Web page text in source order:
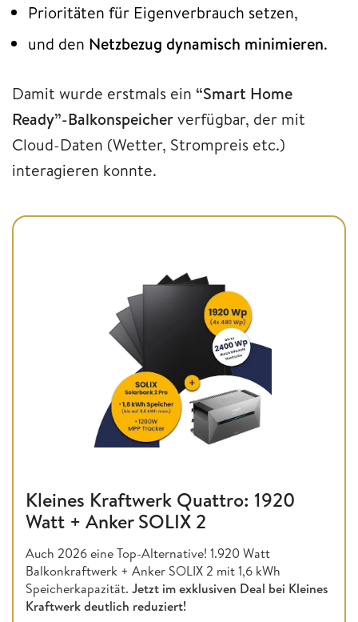
Prioritäten für Eigenverbrauch setzen,
und den Netzbezug dynamisch minimieren.
Damit wurde erstmals ein “Smart Home
Ready”-Balkonspeicherverfügbar, der mit
Cloud-Daten (Wetter, Strompreis etc.)
interagieren konnte.
Kleines Kraftwerk Quattro: 1920
Watt + Anker SOLIX 2
Auch 2026 eine Top-Alternative! 1.920 Watt
Balkonkraftwerk + Anker SOLIX 2 mit 1,6 kWh
Speicherkapazität. Jetzt im exklusiven Deal bei Kleines
Kraftwerk deutlich reduziert!